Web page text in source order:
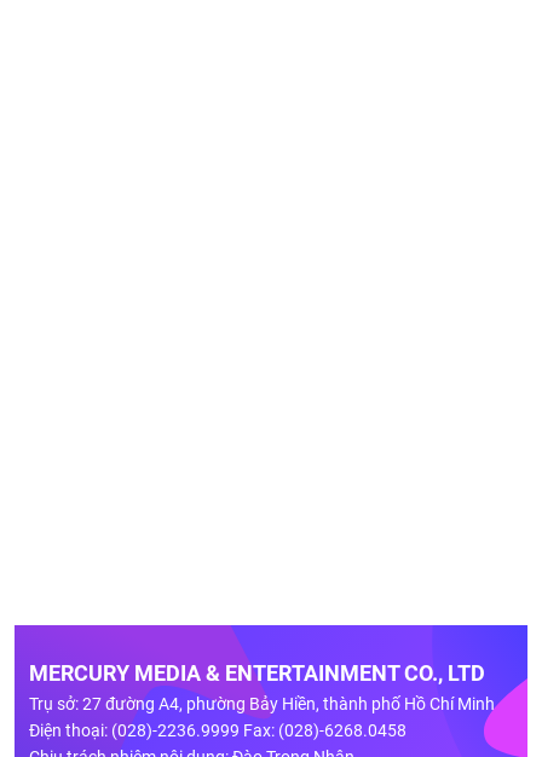
MERCURY MEDIA & ENTERTAINMENT CO., LTD
Trụ sở: 27 đường A4, phường Bảy Hiền, thành phố Hồ Chí Minh
Điện thoại: (028)-2236.9999 Fax: (028)-6268.0458